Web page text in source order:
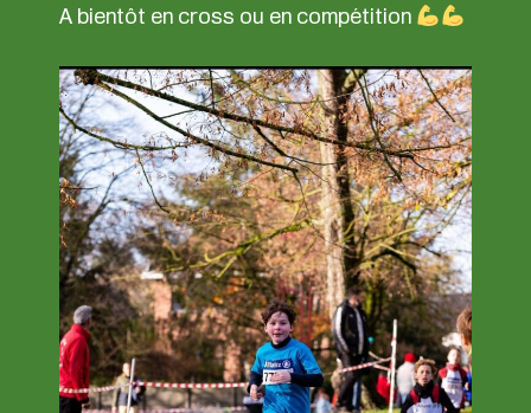
A bientôt en cross ou en compétition